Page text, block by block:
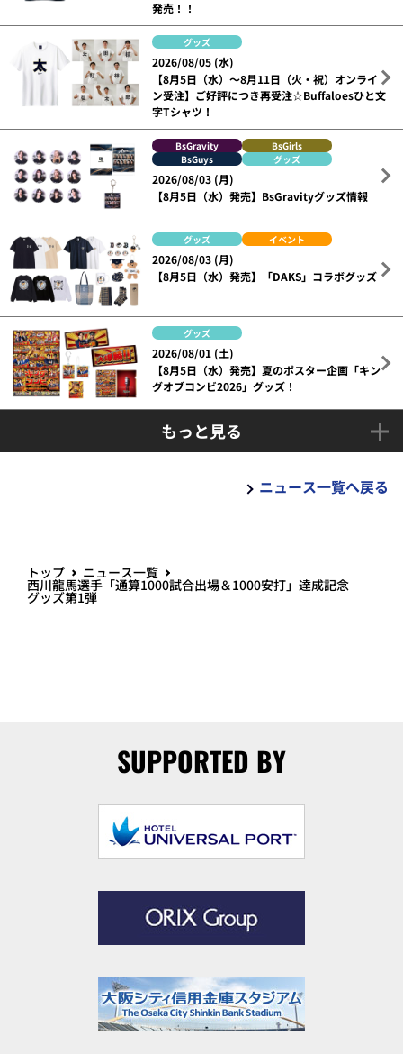
発売！！
グッズ
2026/08/05 (水)
【8月5日（水）～8月11日（火・祝）オンライ
ン受注】ご好評につき再受注☆Buffaloesひと文
字Tシャツ！
BsGravity
BsGirls
BsGuys
グッズ
2026/08/03 (月)
【8月5日（水）発売】BsGravityグッズ情報
グッズ イベント
2026/08/03 (月)
【8月5日（水）発売】「DAKS」コラボグッズ
グッズ
2026/08/01 (土)
【8月5日（水）発売】夏のポスター企画「キン
グオブコンビ2026」グッズ！
もっと見る
ニュース一覧へ戻る
トップ ニュース一覧
西川龍馬選手「通算1000試合出場＆1000安打」達成記念
グッズ第1弾
SUPPORTED BY